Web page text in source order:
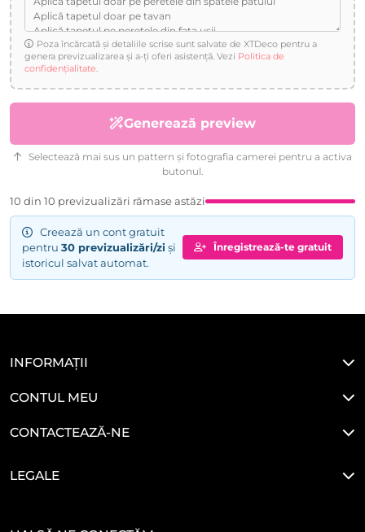
Poza încărcată și detaliile scrise sunt salvate de XTDeco pentru a
genera previzualizarea și a-ți oferi asistență. Vezi Politica de
confidențialitate
Generează preview
Selectează mai sus un pattern și fotografia camerei pentru a activa
butonul.
10 din 10 previzualizări rămase astăzi
Creează un cont gratuit
pentru 30 previzualizări/zi și
istoricul salvat automat.
Înregistrează-te gratuit
INFORMAȚII
CONTUL MEU
CONTACTEAZĂ-NE
LEGALE